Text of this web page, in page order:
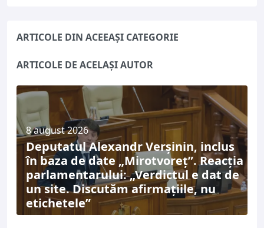
ARTICOLE DIN ACEEAȘI CATEGORIE
ARTICOLE DE ACELAȘI AUTOR
8 august 2026
Deputatul Alexandr Verșinin, inclus
în baza de date „Mirotvoreț”. Reacția
parlamentarului: „Verdictul e dat de
un site. Discutăm afirmațiile, nu
etichetele”